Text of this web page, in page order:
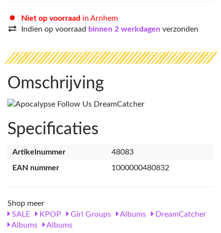
Niet op voorraad in Arnhem
Indien op voorraad binnen 2 werkdagen verzonden
Omschrijving
Specificaties
Artikelnummer
48083
EAN nummer
1000000480832
Shop meer
SALE
KPOP Girl Groups Albums
DreamCatcher
Albums
Albums